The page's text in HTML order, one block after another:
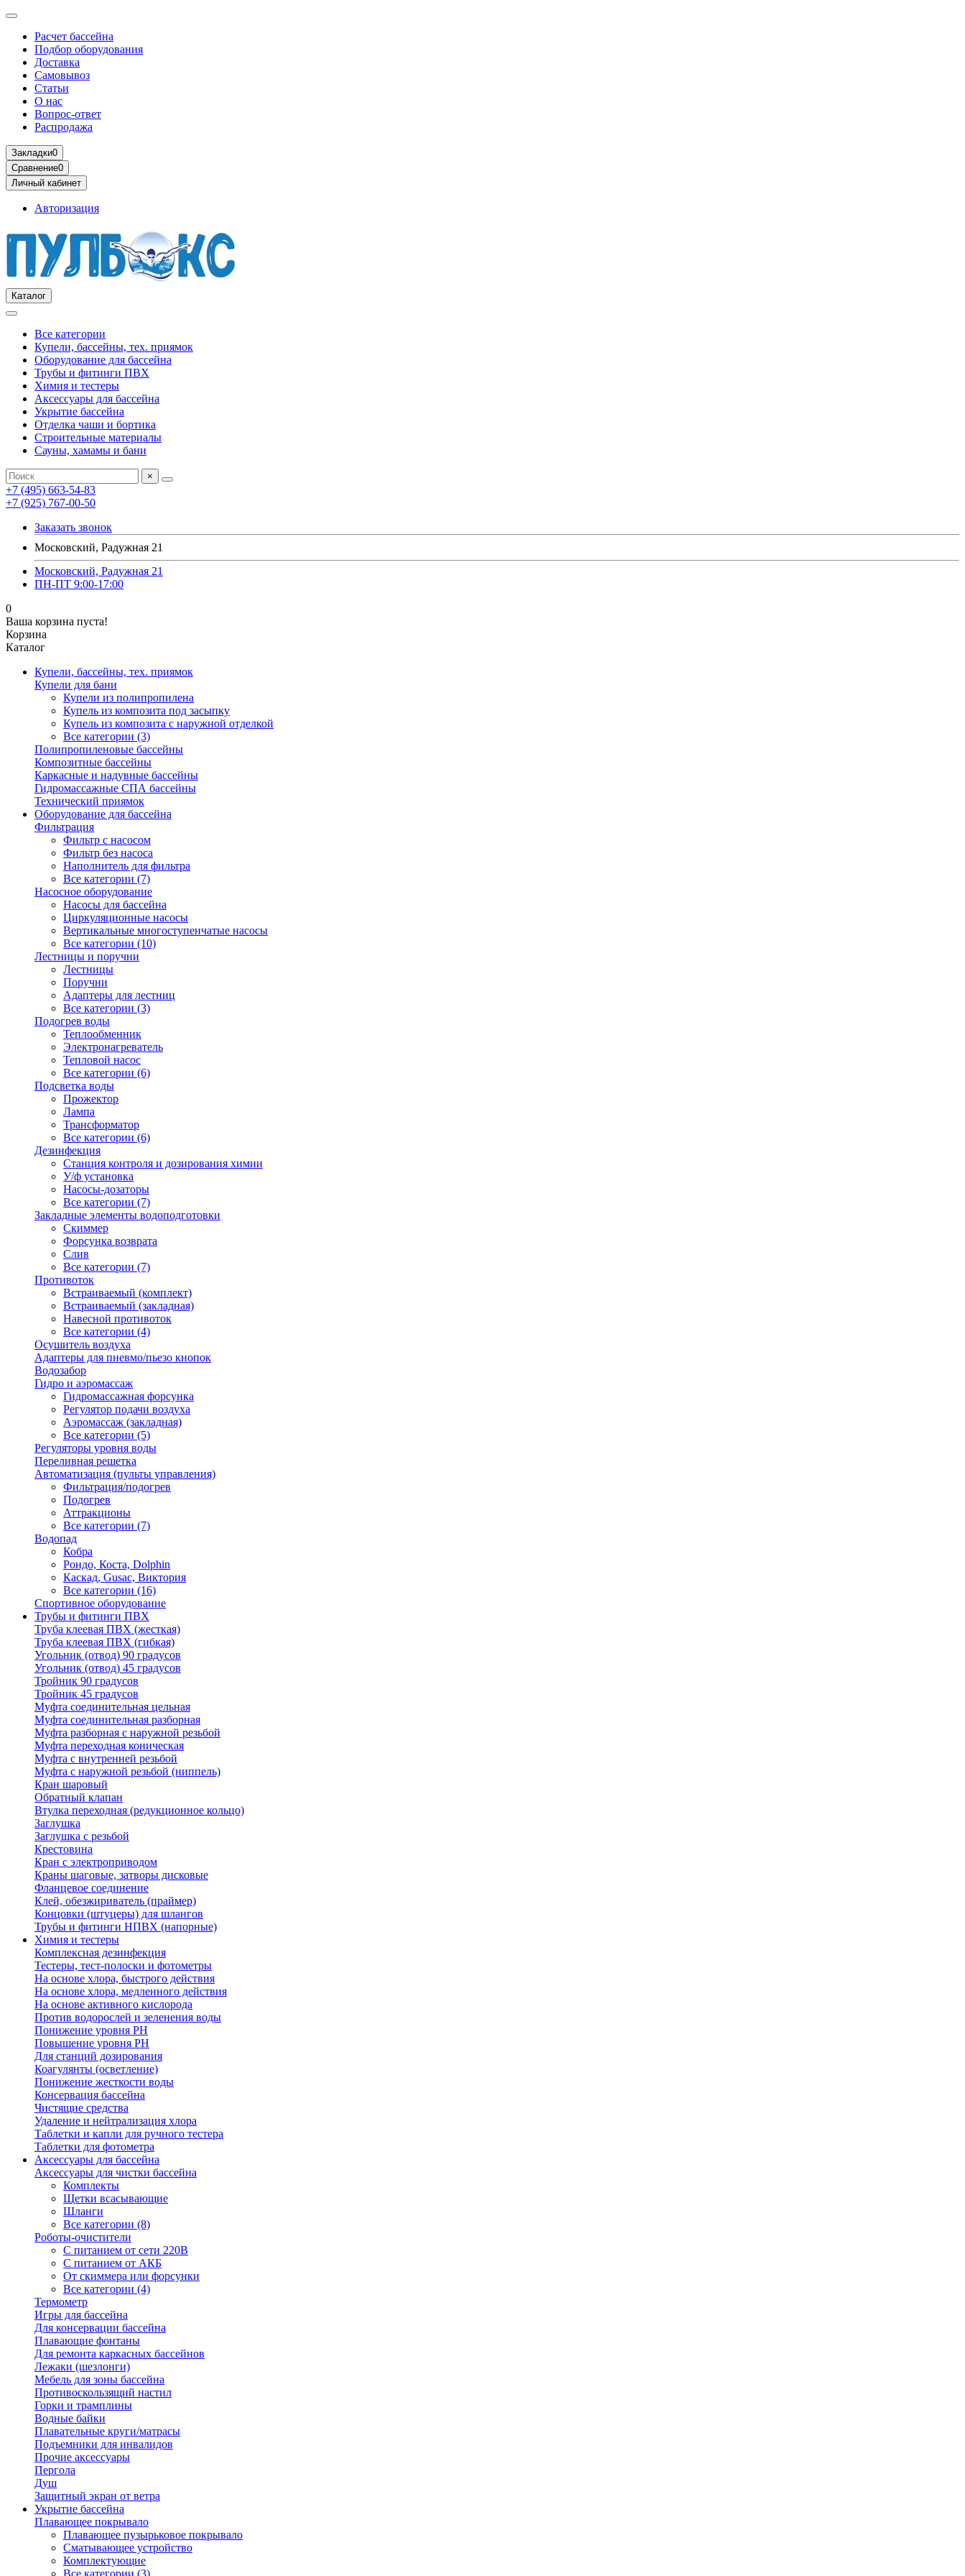
Расчет бассейна
Подбор оборудования
Доставка
Самовывоз
Статьи
О нас
Вопрос-ответ
Распродажа
Закладки0
Сравнение0
Личный кабинет
Авторизация
Каталог
Все категории
Купели, бассейны, тех. приямок
Оборудование для бассейна
Трубы и фитинги ПВХ
Химия и тестеры
Аксессуары для бассейна
Укрытие бассейна
Отделка чаши и бортика
Строительные материалы
Сауны, хамамы и бани
×
+7 (495) 663-54-83
+7 (925) 767-00-50
Заказать звонок
Московский, Радужная 21
Московский, Радужная 21
ПН-ПТ 9:00-17:00
0
Ваша корзина пуста!
Корзина
Каталог
Купели, бассейны, тех. приямок
Купели для бани
Купели из полипропилена
Купель из композита под засыпку
Купель из композита с наружной отделкой
Все категории (3)
Полипропиленовые бассейны
Композитные бассейны
Каркасные и надувные бассейны
Гидромассажные СПА бассейны
Технический приямок
Оборудование для бассейна
Фильтрация
Фильтр с насосом
Фильтр без насоса
Наполнитель для фильтра
Все категории (7)
Насосное оборудование
Насосы для бассейна
Циркуляционные насосы
Вертикальные многоступенчатые насосы
Все категории (10)
Лестницы и поручни
Лестницы
Поручни
Адаптеры для лестниц
Все категории (3)
Подогрев воды
Теплообменник
Электронагреватель
Тепловой насос
Все категории (6)
Подсветка воды
Прожектор
Лампа
Трансформатор
Все категории (6)
Дезинфекция
Станция контроля и дозирования химии
У/ф установка
Насосы-дозаторы
Все категории (7)
Закладные элементы водоподготовки
Скиммер
Форсунка возврата
Слив
Все категории (7)
Противоток
Встраиваемый (комплект)
Встраиваемый (закладная)
Навесной противоток
Все категории (4)
Осушитель воздуха
Адаптеры для пневмо/пьезо кнопок
Водозабор
Гидро и аэромассаж
Гидромассажная форсунка
Регулятор подачи воздуха
Аэромассаж (закладная)
Все категории (5)
Регуляторы уровня воды
Переливная решетка
Автоматизация (пульты управления)
Фильтрация/подогрев
Подогрев
Аттракционы
Все категории (7)
Водопад
Кобра
Рондо, Коста, Dolphin
Каскад, Gusac, Виктория
Все категории (16)
Спортивное оборудование
Трубы и фитинги ПВХ
Труба клеевая ПВХ (жесткая)
Труба клеевая ПВХ (гибкая)
Угольник (отвод) 90 градусов
Угольник (отвод) 45 градусов
Тройник 90 градусов
Тройник 45 градусов
Муфта соединительная цельная
Муфта соединительная разборная
Муфта разборная с наружной резьбой
Муфта переходная коническая
Муфта с внутренней резьбой
Муфта с наружной резьбой (ниппель)
Кран шаровый
Обратный клапан
Втулка переходная (редукционное кольцо)
Заглушка
Заглушка с резьбой
Крестовина
Кран с электроприводом
Краны шаговые, затворы дисковые
Фланцевое соединение
Клей, обезжириватель (праймер)
Концовки (штуцеры) для шлангов
Трубы и фитинги НПВХ (напорные)
Химия и тестеры
Комплексная дезинфекция
Тестеры, тест-полоски и фотометры
На основе хлора, быстрого действия
На основе хлора, медленного действия
На основе активного кислорода
Против водорослей и зеленения воды
Понижение уровня РН
Повышение уровня РН
Для станций дозирования
Коагулянты (осветление)
Понижение жесткости воды
Консервация бассейна
Чистящие средства
Удаление и нейтрализация хлора
Таблетки и капли для ручного тестера
Таблетки для фотометра
Аксессуары для бассейна
Аксессуары для чистки бассейна
Комплекты
Щетки всасывающие
Шланги
Все категории (8)
Роботы-очистители
С питанием от сети 220В
С питанием от АКБ
От скиммера или форсунки
Все категории (4)
Термометр
Игры для бассейна
Для консервации бассейна
Плавающие фонтаны
Для ремонта каркасных бассейнов
Лежаки (шезлонги)
Мебель для зоны бассейна
Противоскользящий настил
Горки и трамплины
Водные байки
Плавательные круги/матрасы
Подъемники для инвалидов
Прочие аксессуары
Пергола
Душ
Защитный экран от ветра
Укрытие бассейна
Плавающее покрывало
Плавающее пузырьковое покрывало
Сматывающее устройство
Комплектующие
Все категории (3)